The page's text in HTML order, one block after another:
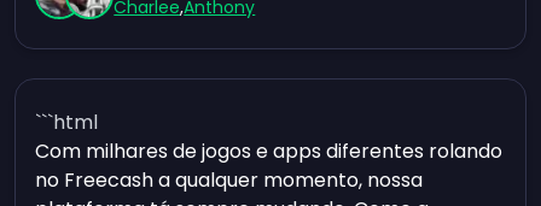
Charlee,Anthony
```html
Com milhares de jogos e apps diferentes rolando
no Freecash a qualquer momento, nossa